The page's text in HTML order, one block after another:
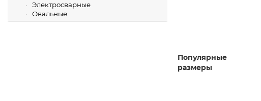
Электросварные
Овальные
Популярные
размеры